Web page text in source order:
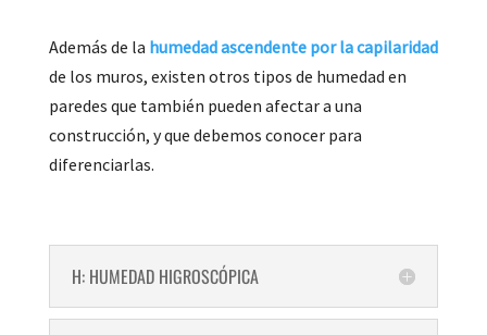
Además de la humedad ascendente por la capilaridad
de los muros, existen otros tipos de humedad en
paredes que también pueden afectar a una
construcción, y que debemos conocer para
diferenciarlas.
H: HUMEDAD HIGROSCÓPICA